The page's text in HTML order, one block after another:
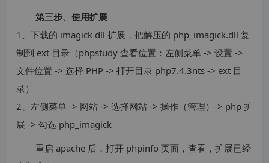
第三步、使用扩展
1、下载的 imagick dll 扩展，把解压的 php_imagick.dll 复
制到 ext 目录（phpstudy 查看位置：左侧菜单 -> 设置 ->
文件位置 -> 选择 PHP -> 打开目录 php7.4.3nts -> ext 目
录）
2、左侧菜单 -> 网站 -> 选择网站 -> 操作（管理）-> php 扩
展 -> 勾选 php_imagick
重启 apache 后，打开 phpinfo 页面，查看，扩展已经